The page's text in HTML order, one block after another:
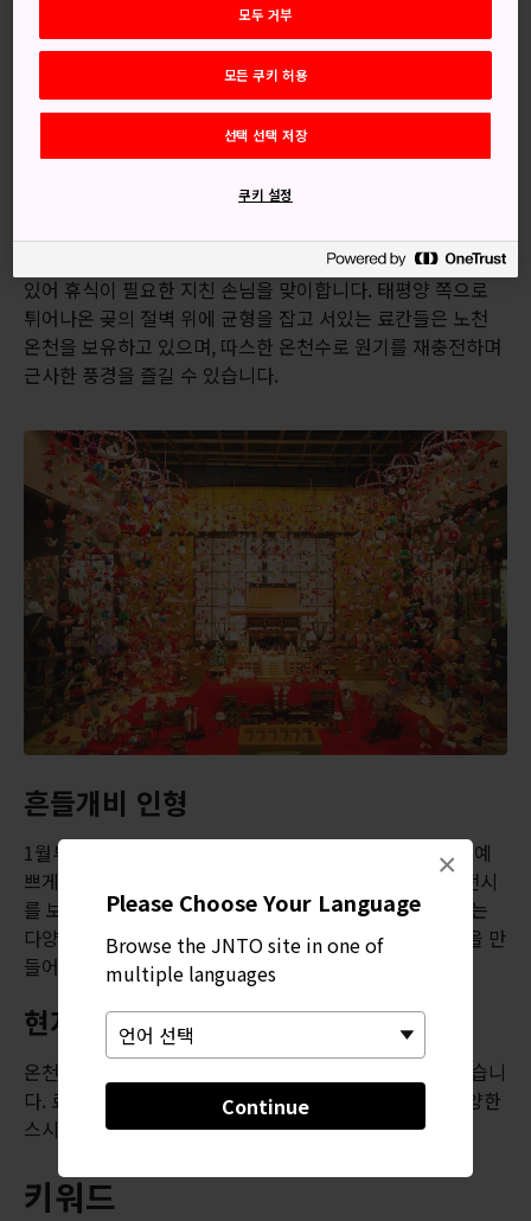
Please Choose Your Language
Browse the JNTO site in one of
multiple languages
Continue
×
오시는 길
이나토리 온천에는 기차로 갈 수 있습니다.
온천은 아타미에서 1시간 거리의 이즈이나토리역과 가깝습니
다. JR 이토선을 탄 다음 이즈 규코선으로 환승하세요.
고급스러운 숙소에서 휴식을
이나토리 온천에는 일본 전통 료칸과 럭셔리 호텔 여러 곳이
있어 휴식이 필요한 지친 손님을 맞이합니다. 태평양 쪽으로
튀어나온 곶의 절벽 위에 균형을 잡고 서있는 료칸들은 노천
온천을 보유하고 있으며, 따스한 온천수로 원기를 재충전하며
근사한 풍경을 즐길 수 있습니다.
흔들개비 인형
1월부터 3월까지 마을에서는 인형 매달기 행사를 엽니다. 예
쁘게 장식한 ‘히나' 인형과 옷을 차려입은 흔들개비 인형 전시
를 보러 곳곳에서 관람객이 모여듭니다. 이 기간에 진행되는
다양한 이벤트 중 하나로 공방에서 나만의 흔들개비 인형을 만
들어 볼 수도 있습니다.
현지 수산물
온천 마을로 알려지기 전, 이나토리는 원래 작은 어촌이었습니
다. 료칸이나 레스토랑에서 감칠맛이 풍부하고 종류도 다양한
스시와 회를 즐겨보세요.
키워드
모두 거부
모든 쿠키 허용
선택 선택 저장
쿠키 설정